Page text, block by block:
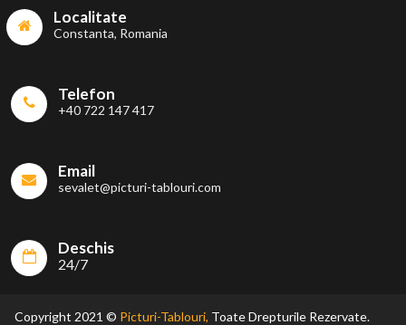
Localitate
Constanta, Romania
Telefon
+40 722 147 417
Email
sevalet@picturi-tablouri.com
Deschis
24/7
Copyright 2021 © Picturi-Tablouri, Toate Drepturile Rezervate.